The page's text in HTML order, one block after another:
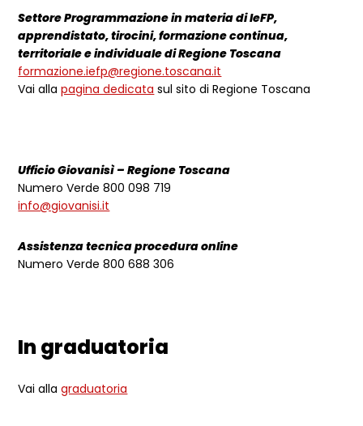
Settore Programmazione in materia di IeFP,
apprendistato, tirocini, formazione continua,
territoriale e individuale di Regione Toscana
formazione.iefp@regione.toscana.it
Vai allapagina dedicata sul sito di Regione Toscana
Ufficio Giovanisì – Regione Toscana
Numero Verde 800 098 719
info@giovanisi.it
Assistenza tecnica procedura online
Numero Verde 800 688 306
In graduatoria
Vai allagraduatoria